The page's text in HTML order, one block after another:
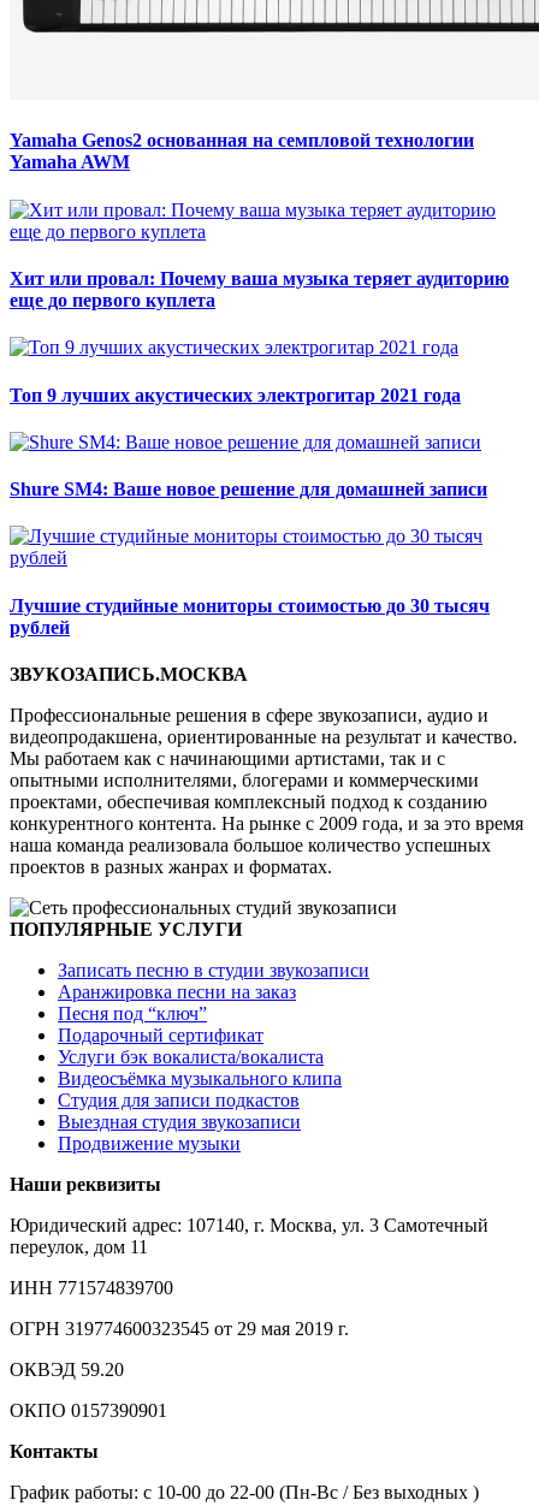
Yamaha Genos2 основанная на семпловой технологии
Yamaha AWM
Хит или провал: Почему ваша музыка теряет аудиторию
еще до первого куплета
Топ 9 лучших акустических электрогитар 2021 года
Shure SM4: Ваше новое решение для домашней записи
Лучшие студийные мониторы стоимостью до 30 тысяч
рублей
ЗВУКОЗАПИСЬ.МОСКВА
Профессиональные решения в сфере звукозаписи, аудио и
видеопродакшена, ориентированные на результат и качество.
Мы работаем как с начинающими артистами, так и с
опытными исполнителями, блогерами и коммерческими
проектами, обеспечивая комплексный подход к созданию
конкурентного контента. На рынке с 2009 года, и за это время
наша команда реализовала большое количество успешных
проектов в разных жанрах и форматах.
ПОПУЛЯРНЫЕ УСЛУГИ
Записать песню в студии звукозаписи
Аранжировка песни на заказ
Песня под “ключ”
Подарочный сертификат
Услуги бэк вокалиста/вокалиста
Видеосъёмка музыкального клипа
Студия для записи подкастов
Выездная студия звукозаписи
Продвижение музыки
Наши реквизиты
Юридический адрес: 107140, г. Москва, ул. 3 Самотечный
переулок, дом 11
ИНН 771574839700
ОГРН 319774600323545 от 29 мая 2019 г.
ОКВЭД 59.20
ОКПО 0157390901
Контакты
График работы: c 10-00 до 22-00 (Пн-Вс / Без выходных )